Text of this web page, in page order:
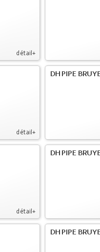
détail+
détail+
DH PIPE
détail+
DH PIPE
DH PIPE